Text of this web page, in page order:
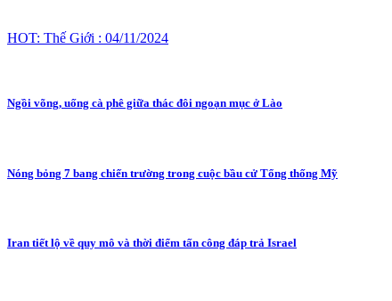
HOT: Thế Giới : 04/11/2024
Ngồi võng, uống cà phê giữa thác đôi ngoạn mục ở Lào
Nóng bỏng 7 bang chiến trường trong cuộc bầu cử Tổng thống Mỹ
Iran tiết lộ về quy mô và thời điểm tấn công đáp trả Israel